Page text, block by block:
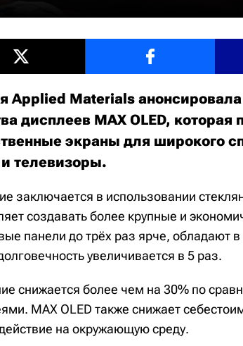
Applied Materials
дисплеев MAX OLED, которая
экраны для широкого
телевизоры.
заключается в использовании
создавать более крупные и
панели до трёх раз ярче, обладают
увеличивается в 5 раз.
снижается более чем на 30% по
MAX OLED также снижает
на окружающую среду.